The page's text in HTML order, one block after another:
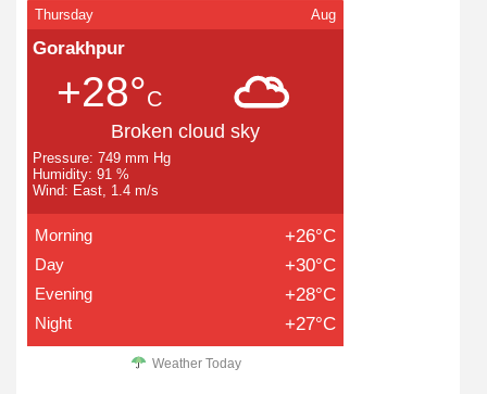
Thursday Aug
Gorakhpur
+28°C
Broken cloud sky
Pressure: 749 mm Hg
Humidity: 91 %
Wind: East, 1.4 m/s
Morning +26°C
Day +30°C
Evening +28°C
Night +27°C
Weather Today